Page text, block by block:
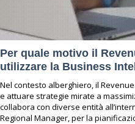
Per quale motivo il
utilizzare la Business
Nel contesto alberghiero, il
e attuare strategie mirate a
collabora con diverse entità
Regional Manager, per la